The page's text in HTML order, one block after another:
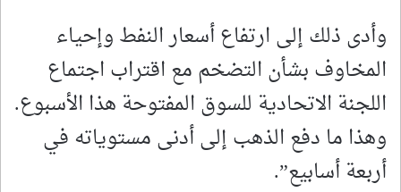
وأدى ذلك إلى ارتفاع أسعار النفط وإحياء
المخاوف بشأن التضخم مع اقتراب اجتماع
اللجنة الاتحادية للسوق ‌المفتوحة هذا الأسبوع.
وهذا ما دفع الذهب إلى أدنى مستوياته في
‌أربعة أسابيع”.